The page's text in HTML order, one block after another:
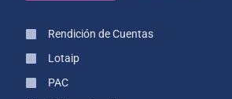
Rendición de Cuentas
Lotaip
PAC